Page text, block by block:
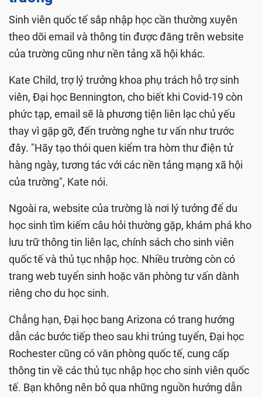
Sinh viên quốc tế sắp nhập học cần thường xuyên
theo dõi email và thông tin được đăng trên website
của trường cũng như nền tảng xã hội khác.
Kate Child, trợ lý trưởng khoa phụ trách hỗ trợ sinh
viên, Đại học Bennington, cho biết khi Covid-19 còn
phức tạp, email sẽ là phương tiện liên lạc chủ yếu
thay vì gặp gỡ, đến trường nghe tư vấn như trước
đây. "Hãy tạo thói quen kiểm tra hòm thư điện tử
hàng ngày, tương tác với các nền tảng mạng xã hội
của trường", Kate nói.
Ngoài ra, website của trường là nơi lý tưởng để du
học sinh tìm kiếm câu hỏi thường gặp, khám phá kho
lưu trữ thông tin liên lạc, chính sách cho sinh viên
quốc tế và thủ tục nhập học. Nhiều trường còn có
trang web tuyển sinh hoặc văn phòng tư vấn dành
riêng cho du học sinh.
Chẳng hạn, Đại học bang Arizona có trang hướng
dẫn các bước tiếp theo sau khi trúng tuyển, Đại học
Rochester cũng có văn phòng quốc tế, cung cấp
thông tin về các thủ tục nhập học cho sinh viên quốc
tế. Bạn không nên bỏ qua những nguồn hướng dẫn